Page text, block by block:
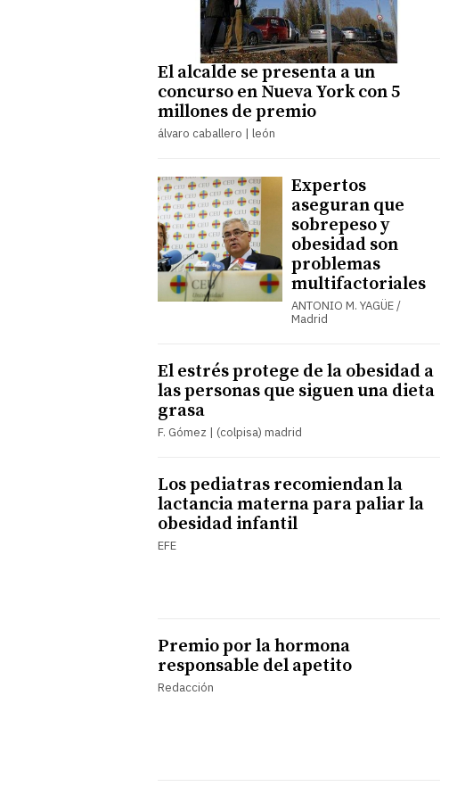
El alcalde se presenta a un
concurso en Nueva York con 5
millones de premio
álvaro caballero | león
Expertos
aseguran que
sobrepeso y
obesidad son
problemas
multifactoriales
ANTONIO M. YAGÜE /
Madrid
El estrés protege de la obesidad a
las personas que siguen una dieta
grasa
F. Gómez | (colpisa) madrid
Los pediatras recomiendan la
lactancia materna para paliar la
obesidad infantil
EFE
Premio por la hormona
responsable del apetito
Redacción